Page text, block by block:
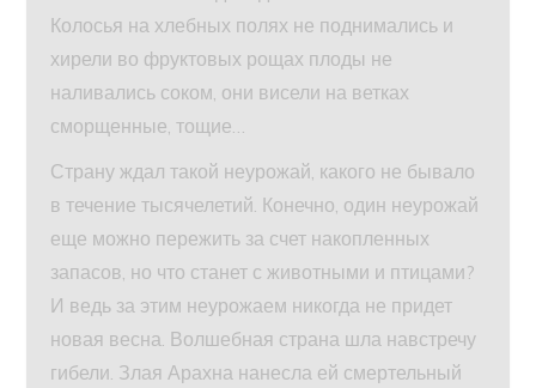
Колосья на хлебных полях не поднимались и
хирели во фруктовых рощах плоды не
наливались соком, они висели на ветках
сморщенные, тощие…
Страну ждал такой неурожай, какого не бывало
в течение тысячелетий. Конечно, один неурожай
еще можно пережить за счет накопленных
запасов, но что станет с животными и птицами?
И ведь за этим неурожаем никогда не придет
новая весна. Волшебная страна шла навстречу
гибели. Злая Арахна нанесла ей смертельный